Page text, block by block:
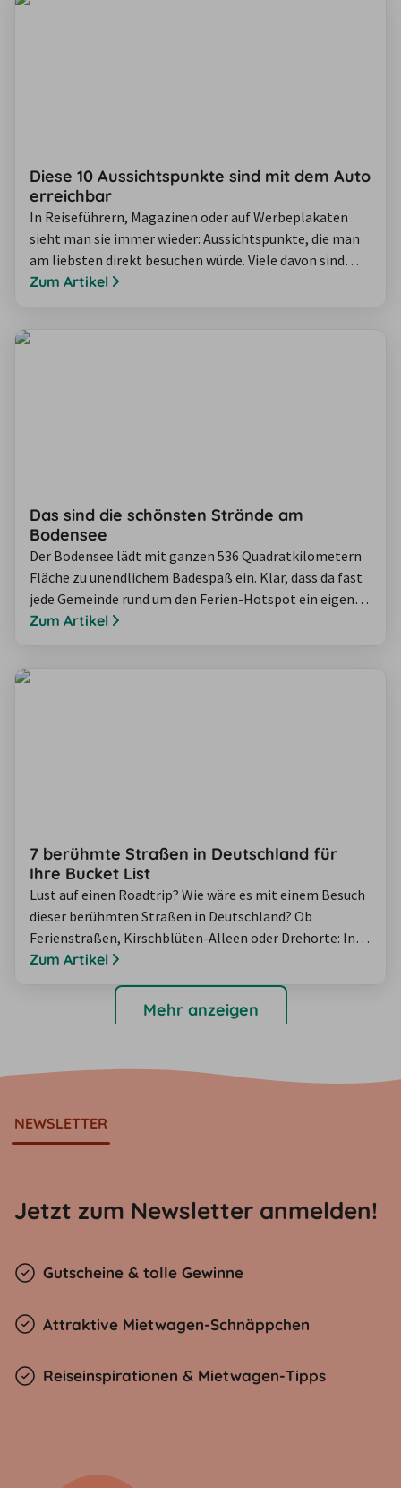
Diese 10 Aussichtspunkte sind mit dem Auto
erreichbar
In Reiseführern, Magazinen oder auf Werbeplakaten
sieht man sie immer wieder: Aussichtspunkte, die man
am liebsten direkt besuchen würde. Viele davon sind
allerdings nur durch eine längere Wanderung zu
Zum Artikel
Das sind die schönsten Strände am
Bodensee
Der Bodensee lädt mit ganzen 536 Quadratkilometern
Fläche zu unendlichem Badespaß ein. Klar, dass da fast
jede Gemeinde rund um den Ferien-Hotspot ein eigenes
Seebad hat! Welche davon rund um den Bodensee
Zum Artikel
7 berühmte Straßen in Deutschland für
Ihre Bucket List
Lust auf einen Roadtrip? Wie wäre es mit einem Besuch
dieser berühmten Straßen in Deutschland? Ob
Ferienstraßen, Kirschblüten-Alleen oder Drehorte: In
unserem Überblick finden Sie die bekanntesten Straßen
für Ihre Bucket List. Berühmte Straßen in Deutschland
Zum Artikel
Mehr anzeigen
NEWSLETTER
Jetzt zum Newsletter anmelden!
Gutscheine & tolle Gewinne
Attraktive Mietwagen-Schnäppchen
Reiseinspirationen & Mietwagen-Tipps